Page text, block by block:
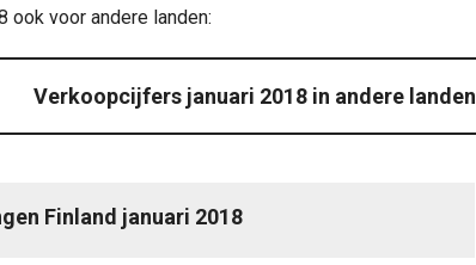
ook voor andere landen:
Verkoopcijfers januari 2018 in andere landen
Finland januari 2018